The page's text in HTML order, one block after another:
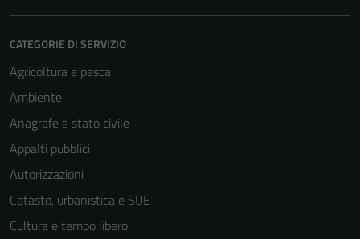
CATEGORIE DI SERVIZIO
Agricoltura e pesca
Ambiente
Anagrafe e stato civile
Appalti pubblici
Autorizzazioni
Catasto, urbanistica e SUE
Cultura e tempo libero